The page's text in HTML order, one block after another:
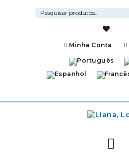
Pesquisar
por:
Minha Conta